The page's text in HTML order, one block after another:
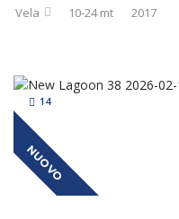
Vela 10-24 mt 2017
NUOVO
14